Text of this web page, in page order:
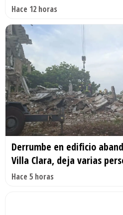
Hace 12 horas
Derrumbe en edificio
Villa Clara, deja varias
Hace 5 horas